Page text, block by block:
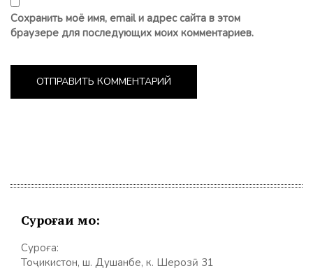
Сохранить моё имя, email и адрес сайта в этом
браузере для последующих моих комментариев.
Суроғаи мо:
Суроға:
Тоҷикистон, ш. Душанбе, к. Шерозӣ 31